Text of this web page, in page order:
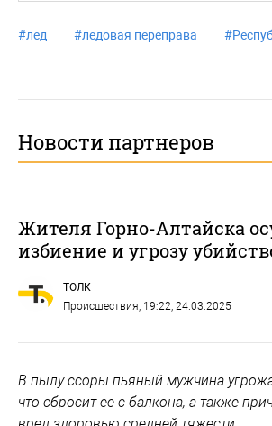
#лед #ледовая переправа #
Новости партнеров
Жителя Горно-Алтайска
избиение и угрозу
ТОЛК
Происшествия, 19:22, 24.03.2025
В пылу ссоры пьяный мужчина
что сбросит ее с балкона, а также